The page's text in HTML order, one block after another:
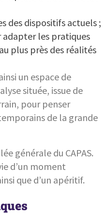
des dispositifs actuels ;
adapter les pratiques
plus près des réalités
un espace de
située, issue de
pour penser
de la grande
générale du CAPAS.
d’un moment
que d’un apéritif.